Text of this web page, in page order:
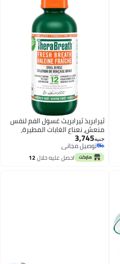
ثيرابريذ ثيرابريث غسول الفم لنفس
منعش، نعناع الغابات المطيرة،
زجاجة 16 أونصة
جنيه3,745
توصيل مجاني
توصيل مجانياحصل عليه خلال12
اغسطس